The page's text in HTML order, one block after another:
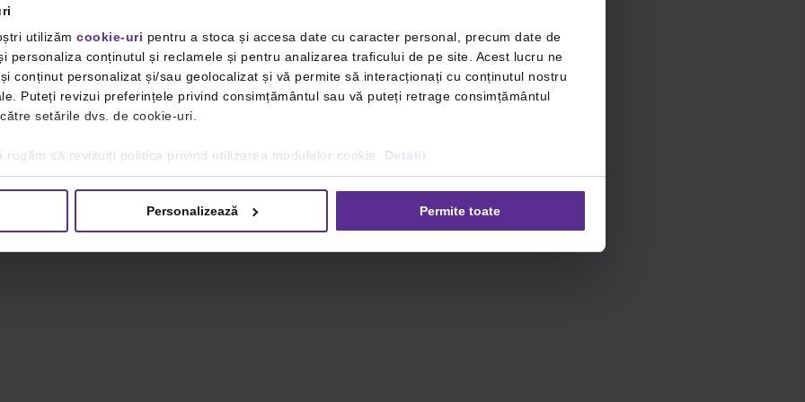
utilizăm cookie-uri pentru a stoca și accesa date cu caracter personal, precum date de
personaliza conținutul și reclamele și pentru analizarea traficului de pe site. Acest lucru ne
conținut personalizat și/sau geolocalizat și vă permite să interacționați cu conținutul nostru
Puteți revizui preferințele privind consimțământul sau vă puteți retrage consimțământul
setările dvs. de cookie-uri.
să revizuiți politica privind utilizarea modulelor cookie. Detalii
Personalizează Permite toate